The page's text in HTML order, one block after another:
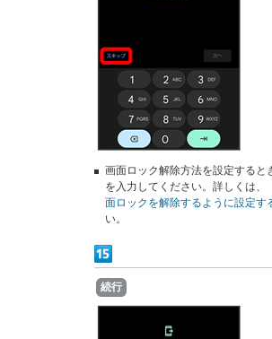
画面ロック解除方法を設定すると
を入力してください。詳しくは、
面ロックを解除するように設定す
い。
続行